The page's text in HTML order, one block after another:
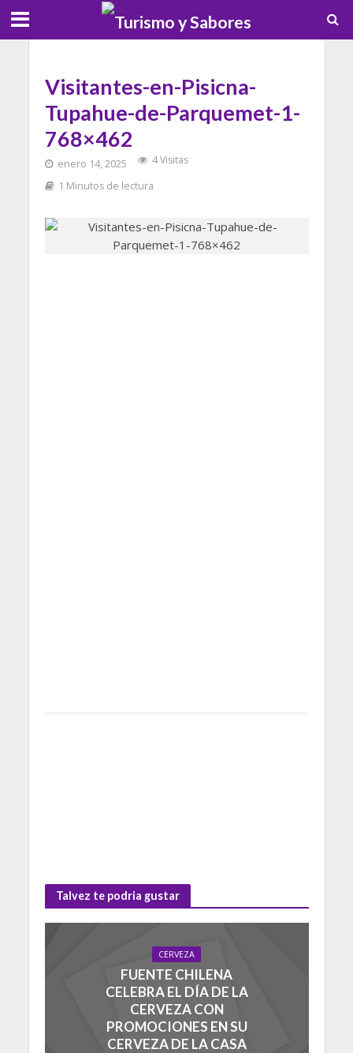
Visitantes-en-Pisicna-
Tupahue-de-Parquemet-1-
768×462
enero 14, 2025
4 Visitas
1 Minutos de lectura
Talvez te podria gustar
CERVEZA
FUENTE CHILENA
CELEBRA EL DÍA DE LA
CERVEZA CON
PROMOCIONES EN SU
CERVEZA DE LA CASA